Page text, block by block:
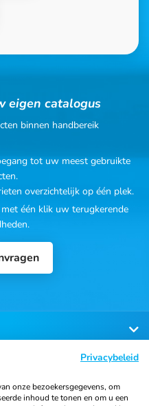
eigen catalogus
binnen handbereik
tot uw meest gebruikte
overzichtelijk op één plek.
één klik uw terugkerende
Privacybeleid
onze bezoekersgegevens, om
inhoud te tonen en om u een